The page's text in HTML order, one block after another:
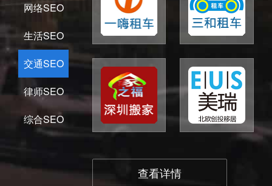
网络SEO
生活SEO
交通SEO
律师SEO
综合SEO
查看详情